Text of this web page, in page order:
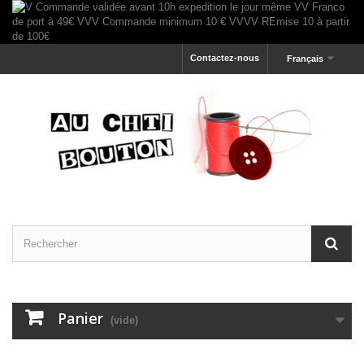
Français
Contactez-nous
Panier (vide)